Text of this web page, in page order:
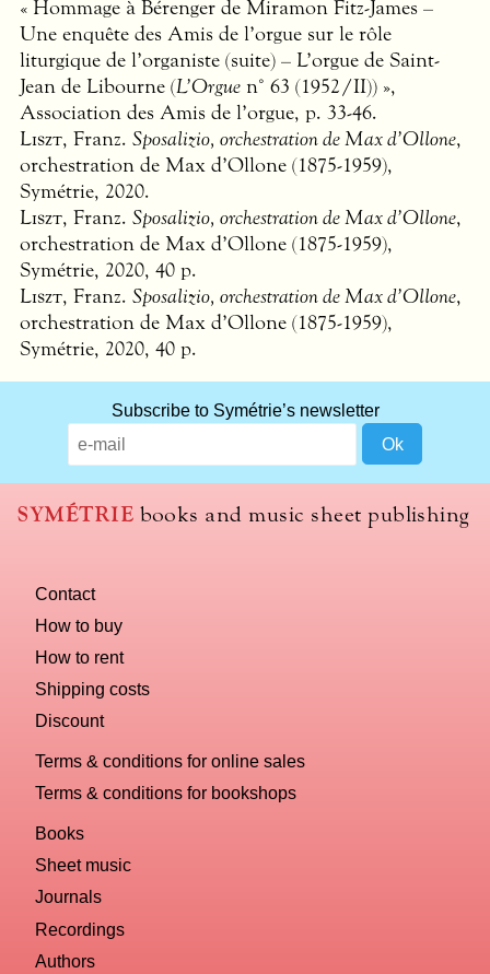
« Hommage à Bérenger de Miramon Fitz-James –
Une enquête des Amis de l’orgue sur le rôle
liturgique de l’organiste (suite) – L’orgue de Saint-
Jean de Libourne (L’Orgue n° 63 (1952/II)) »,
Association des Amis de l’orgue, p. 33-46.
Liszt, Franz. Sposalizio, orchestration de Max d’Ollone,
orchestration de Max d’Ollone (1875-1959),
Symétrie, 2020.
Liszt, Franz. Sposalizio, orchestration de Max d’Ollone,
orchestration de Max d’Ollone (1875-1959),
Symétrie, 2020, 40 p.
Liszt, Franz. Sposalizio, orchestration de Max d’Ollone,
orchestration de Max d’Ollone (1875-1959),
Symétrie, 2020, 40 p.
we
use
to
computer?
Subscribe to Symétrie’s newsletter
SYMÉTRIE books and music sheet publishing
Contact
How to buy
How to rent
Shipping costs
Discount
Terms & conditions for online sales
Terms & conditions for bookshops
Books
Sheet music
Journals
Recordings
Authors